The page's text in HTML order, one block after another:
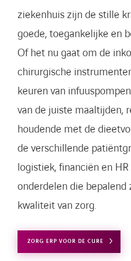
ziekenhuis zijn de stille
goede, toegankelijke en
Of het nu gaat om de
chirurgische
keuren van
van de juiste maaltijden,
houdende met de
de verschillende
logistiek, financiën en
onderdelen die bepalend
kwaliteit van zorg.
ZORG ERP VOOR DE CURE